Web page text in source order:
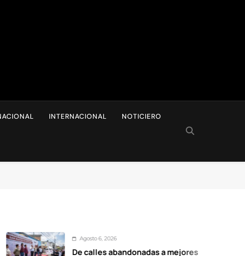
INTERNACIONAL NOTICIERO
Agosto 6, 2026
De calles abandonadas a mejores